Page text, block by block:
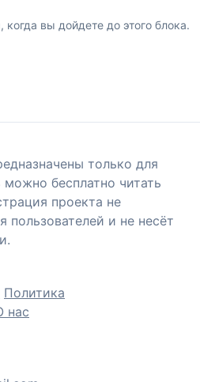
когда вы дойдете до этого блока.
только для
бесплатно читать
проекта не
пользователей и не несёт
Политика
нас